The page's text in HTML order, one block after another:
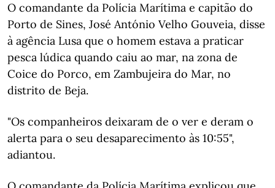
O comandante da Polícia Marítima e capitão do
Porto de Sines, José António Velho Gouveia, disse
à agência Lusa que o homem estava a praticar
pesca lúdica quando caiu ao mar, na zona de
Coice do Porco, em Zambujeira do Mar, no
distrito de Beja.
"Os companheiros deixaram de o ver e deram o
alerta para o seu desaparecimento às 10:55",
adiantou.